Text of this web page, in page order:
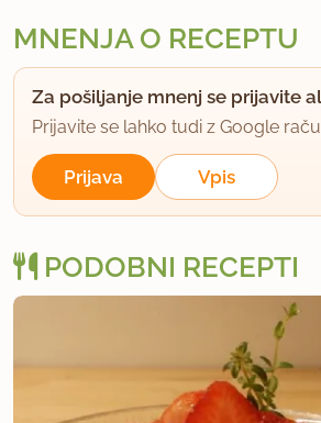
MNENJA O RECEPTU
Za pošiljanje mnenj se prijavite
Prijavite se lahko tudi z Google
Prijava Vpis
PODOBNI RECEPTI